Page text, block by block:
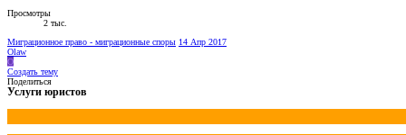
Просмотры
2 тыс.
Миграционное право - миграционные споры 14 Апр 2017
Olaw
O
Создать тему
Поделиться
Услуги юристов